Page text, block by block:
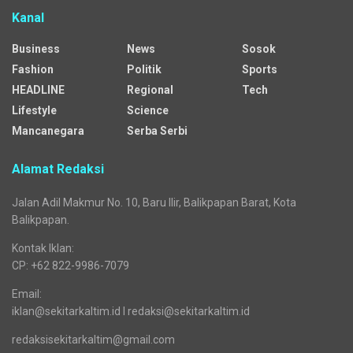
Kanal
Business
Fashion
HEADLINE
Lifestyle
Mancanegara
News
Politik
Regional
Science
Serba Serbi
Sosok
Sports
Tech
Alamat Redaksi
Jalan Adil Makmur No. 10, Baru Ilir, Balikpapan Barat, Kota
Balikpapan.
Kontak Iklan:
CP: +62 822-9986-7079
Email:
iklan@sekitarkaltim.id I redaksi@sekitarkaltim.id
redaksisekitarkaltim@gmail.com